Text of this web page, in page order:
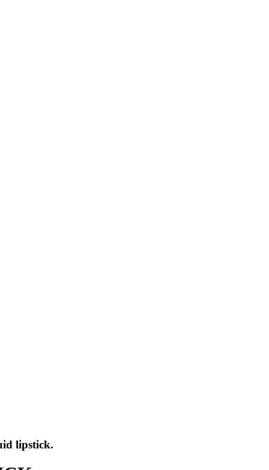
lipstick.